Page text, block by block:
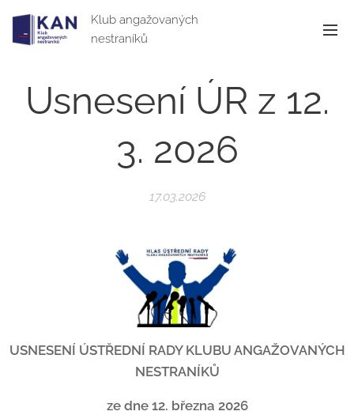
Klub angažovaných
nestraníků
Usnesení ÚR z 12.
3. 2026
17.03.2026
USNESENÍ ÚSTŘEDNÍ RADY KLUBU ANGAŽOVANÝCH
NESTRANÍKŮ
ze dne 12. března 2026